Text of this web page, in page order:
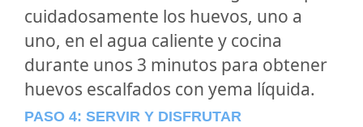
cuidadosamente los huevos, uno a
uno, en el agua caliente y cocina
durante unos 3 minutos para obtener
huevos escalfados con yema líquida.
PASO 4: SERVIR Y DISFRUTAR